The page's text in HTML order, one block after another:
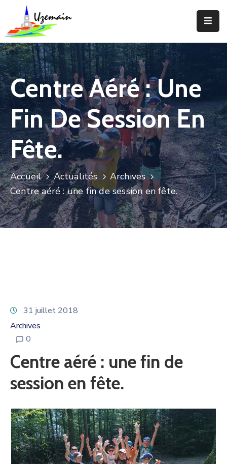
Actualités
Agenda
Votre
Commune
Votre
Mairie
Services
Vie
Locale
Enfance
Centre Aéré : Une
Fin De Session En
Fête.
Accueil Actualités
Archives
Centre aéré : une fin de session en fête.
31 juillet 2018
Archives
0
Centre aéré : une fin de
session en fête.